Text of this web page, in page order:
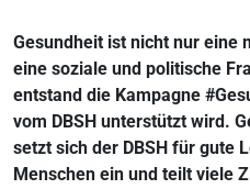
Gesundheit ist nicht nur eine
eine soziale und politische
entstand die Kampagne
vom DBSH unterstützt wird.
setzt sich der DBSH für gute
Menschen ein und teilt viele